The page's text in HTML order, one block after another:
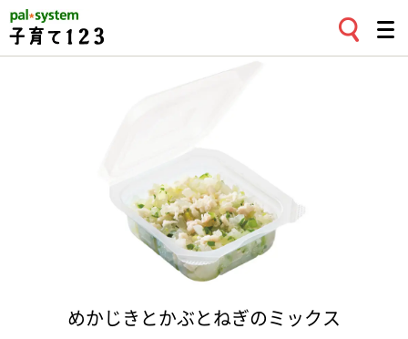
めかじきとかぶとねぎのミックス